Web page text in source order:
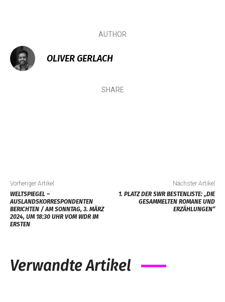
AUTHOR
OLIVER GERLACH
SHARE
Vorheriger Artikel
WELTSPIEGEL –
AUSLANDSKORRESPONDENTEN
BERICHTEN / AM SONNTAG, 3. MÄRZ
2024, UM 18:30 UHR VOM WDR IM
ERSTEN
Nächster Artikel
1. PLATZ DER SWR BESTENLISTE: „DIE
GESAMMELTEN ROMANE UND
ERZÄHLUNGEN“
Verwandte Artikel